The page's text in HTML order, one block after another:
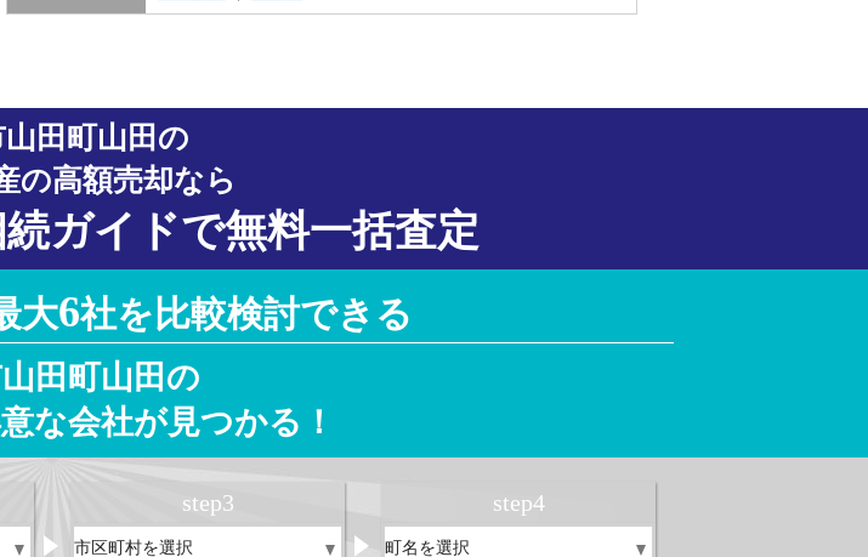
田町山田の
の高額売却なら
ガイドで無料一括査定
大6社を比較検討できる
田町山田の
な会社が見つかる！
step3 step4